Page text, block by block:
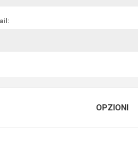
OPZIONI